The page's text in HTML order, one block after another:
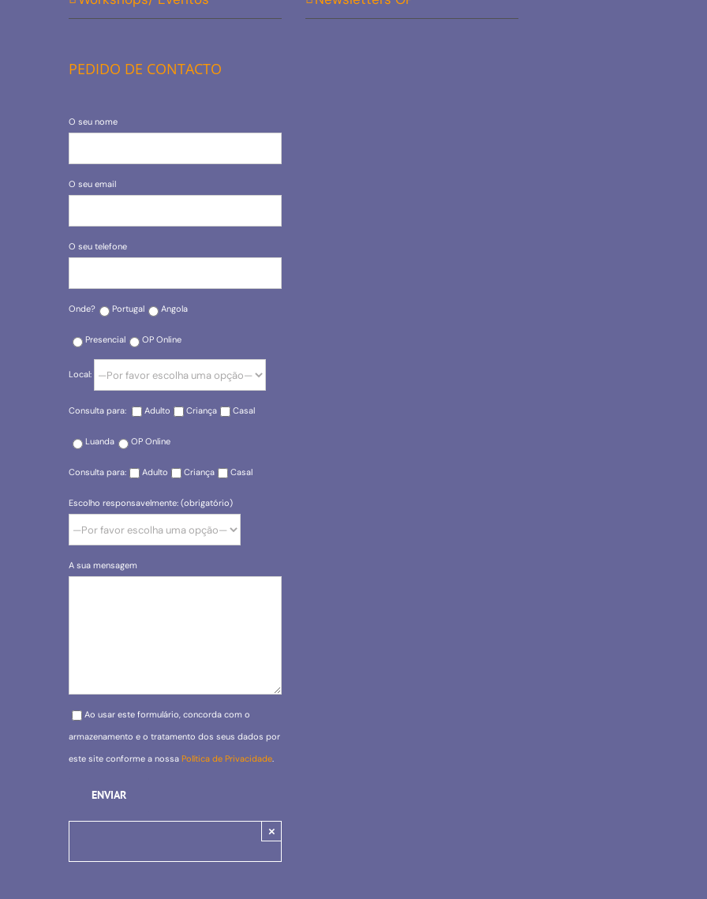
PEDIDO DE CONTACTO
O seu nome
O seu email
O seu telefone
Onde? Portugal Angola
Presencial OP Online
Local:
Consulta para: Adulto Criança Casal
Luanda OP Online
Consulta para: Adulto Criança Casal
Escolho responsavelmente: (obrigatório)
A sua mensagem
Please leave this field empty.
Ao usar este formulário, concorda com o
armazenamento e o tratamento dos seus dados por
este site conforme a nossa Política de Privacidade.
×